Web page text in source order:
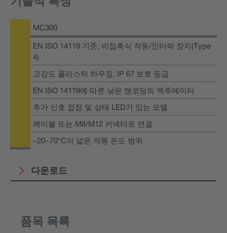
MC300
EN ISO 14119 기준, 비접촉식 작동/인터락 장치(Type
4)
고강도 플라스틱 하우징, IP 67 보호 등급
EN ISO 14119에 따른 낮은 엔코딩의 액추에이터
추가 신호 접점 및 상태 LED가 있는 모델
케이블 또는 M8/M12 커넥터로 연결
–20~70°C의 넓은 작동 온도 범위
다운로드
품목 목록